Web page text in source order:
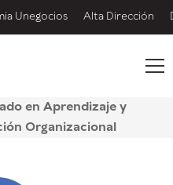
Unegocios Alta Dirección
en Aprendizaje y
Organizacional